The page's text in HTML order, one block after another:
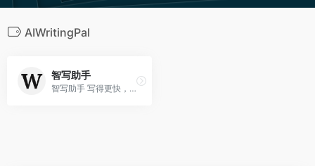
AIWritingPal
智写助手
智写助手 写得更快，更聪明